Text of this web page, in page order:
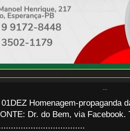
01DEZ Homenagem-propaganda
Dr. do Bem, via